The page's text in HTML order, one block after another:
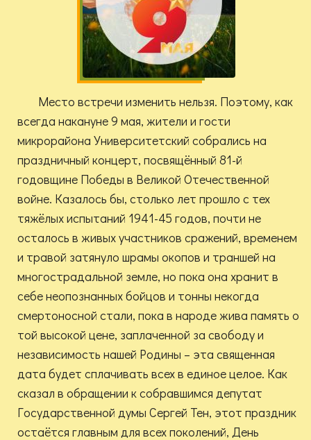
Место встречи изменить нельзя. Поэтому, как
всегда накануне 9 мая, жители и гости
микрорайона Университетский собрались на
праздничный концерт, посвящённый 81-й
годовщине Победы в Великой Отечественной
войне. Казалось бы, столько лет прошло с тех
тяжёлых испытаний 1941-45 годов, почти не
осталось в живых участников сражений, временем
и травой затянуло шрамы окопов и траншей на
многострадальной земле, но пока она хранит в
себе неопознанных бойцов и тонны некогда
смертоносной стали, пока в народе жива память о
той высокой цене, заплаченной за свободу и
независимость нашей Родины – эта священная
дата будет сплачивать всех в единое целое. Как
сказал в обращении к собравшимся депутат
Государственной думы Сергей Тен, этот праздник
остаётся главным для всех поколений, День